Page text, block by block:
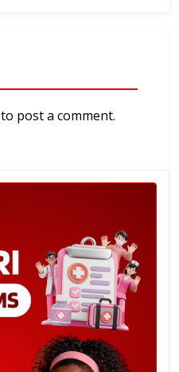
to post a comment.